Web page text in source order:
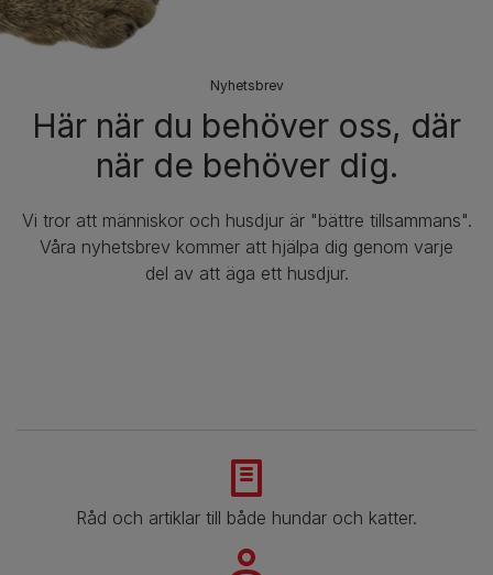
Nyhetsbrev​
Här när du behöver oss, där
när de behöver dig.
Vi tror att människor och husdjur är "bättre tillsammans".
Våra nyhetsbrev kommer att hjälpa dig genom varje
del av att äga ett husdjur.
Råd och artiklar till både hundar och katter.